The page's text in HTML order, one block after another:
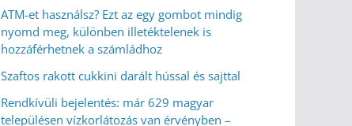
ATM-et használsz? Ezt az egy gombot mindig
nyomd meg, különben illetéktelenek is
hozzáférhetnek a számládhoz
Szaftos rakott cukkini darált hússal és sajttal
Rendkívüli bejelentés: már 629 magyar
településen vízkorlátozás van érvényben –